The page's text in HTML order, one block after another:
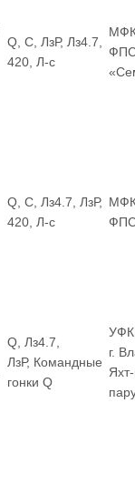
Q, С, ЛзР, Лз4.7,
420, Л-с
Q, С, Лз4.7, ЛзР,
420, Л-с
Q, Лз4.7,
ЛзР, Командные
гонки Q
г.